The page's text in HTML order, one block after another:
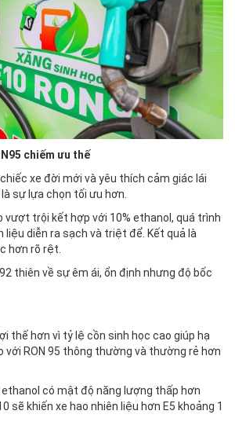
chiếm ưu thế
xe đời mới và yêu thích cảm giác lái
sự lựa chọn tối ưu hơn.
vượt trội kết hợp với 10% ethanol, quá trình
liệu diễn ra sạch và triệt để. Kết quả là
hơn rõ rệt.
thiên về sự êm ái, ổn định nhưng độ bốc
thế hơn vì tỷ lệ cồn sinh học cao giúp hạ
với RON 95 thông thường và thường rẻ hơn
có mật độ năng lượng thấp hơn
sẽ khiến xe hao nhiên liệu hơn E5 khoảng 1